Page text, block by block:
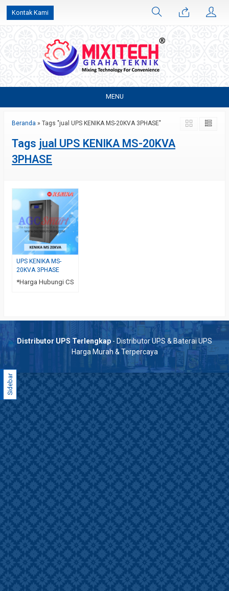
Kontak Kami
MENU
Beranda » Tags "jual UPS KENIKA MS-20KVA 3PHASE"
Tags jual UPS KENIKA MS-20KVA
3PHASE
UPS KENIKA MS-
20KVA 3PHASE
*Harga Hubungi CS
Sidebar
Distributor UPS Terlengkap - Distributor UPS & Baterai UPS
Harga Murah & Terpercaya